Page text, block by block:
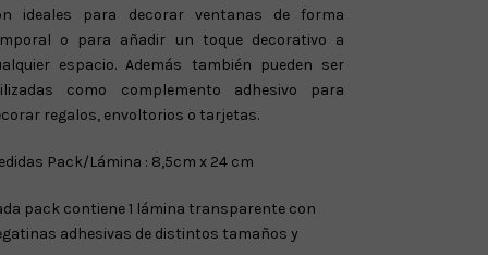
ideales para decorar ventanas de forma
o para añadir un toque decorativo a
espacio. Además también pueden ser
como complemento adhesivo para
regalos, envoltorios o tarjetas.
Pack/Lámina : 8,5cm x 24 cm
pack contiene 1 lámina transparente con
adhesivas de distintos tamaños y